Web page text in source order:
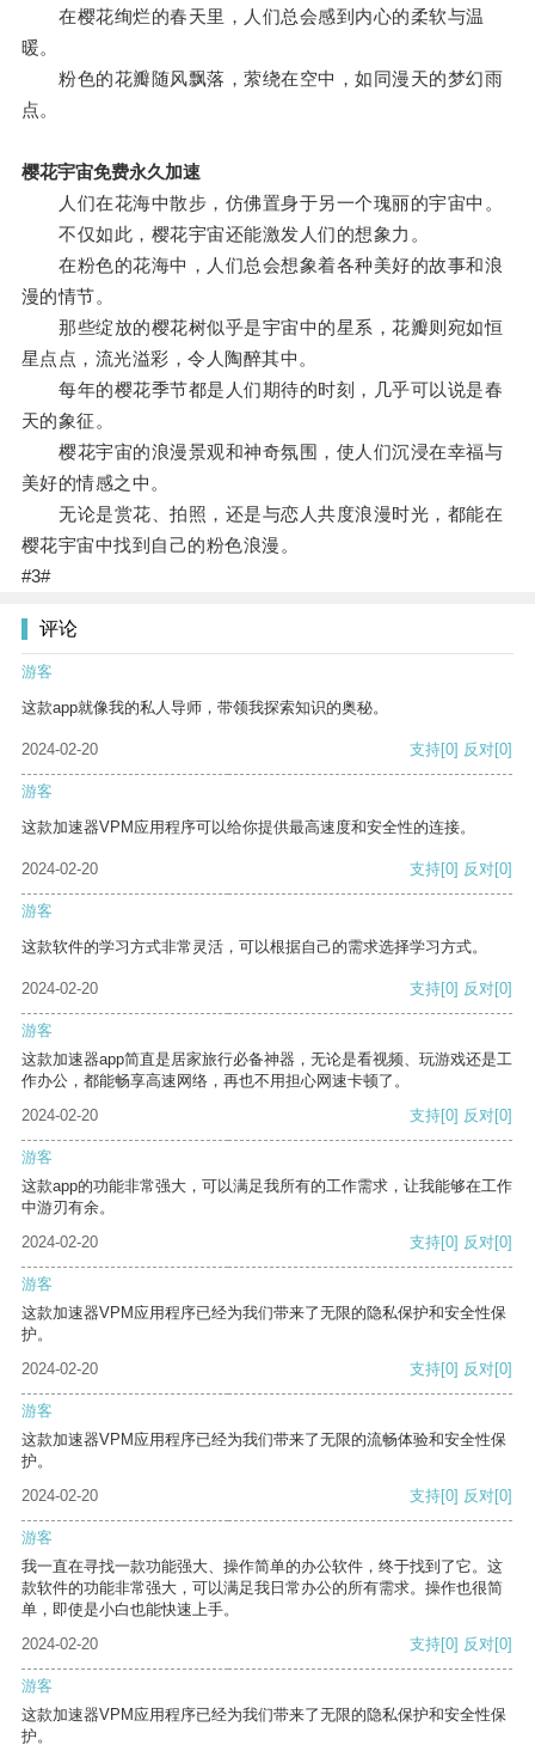
在樱花绚烂的春天里，人们总会感到内心的柔软与温
暖。
粉色的花瓣随风飘落，萦绕在空中，如同漫天的梦幻雨
点。
樱花宇宙免费永久加速
人们在花海中散步，仿佛置身于另一个瑰丽的宇宙中。
不仅如此，樱花宇宙还能激发人们的想象力。
在粉色的花海中，人们总会想象着各种美好的故事和浪
漫的情节。
那些绽放的樱花树似乎是宇宙中的星系，花瓣则宛如恒
星点点，流光溢彩，令人陶醉其中。
每年的樱花季节都是人们期待的时刻，几乎可以说是春
天的象征。
樱花宇宙的浪漫景观和神奇氛围，使人们沉浸在幸福与
美好的情感之中。
无论是赏花、拍照，还是与恋人共度浪漫时光，都能在
樱花宇宙中找到自己的粉色浪漫。
#3#
评论
游客
这款app就像我的私人导师，带领我探索知识的奥秘。
2024-02-20 支持[0] 反对[0]
游客
这款加速器VPM应用程序可以给你提供最高速度和安全性的连接。
2024-02-20 支持[0] 反对[0]
游客
这款软件的学习方式非常灵活，可以根据自己的需求选择学习方式。
2024-02-20 支持[0] 反对[0]
游客
这款加速器app简直是居家旅行必备神器，无论是看视频、玩游戏还是工
作办公，都能畅享高速网络，再也不用担心网速卡顿了。
2024-02-20
支持[0] 反对[0]
游客
这款app的功能非常强大，可以满足我所有的工作需求，让我能够在工作
中游刃有余。
2024-02-20
支持[0] 反对[0]
游客
这款加速器VPM应用程序已经为我们带来了无限的隐私保护和安全性保
护。
2024-02-20
支持[0] 反对[0]
游客
这款加速器VPM应用程序已经为我们带来了无限的流畅体验和安全性保
护。
2024-02-20
支持[0] 反对[0]
游客
我一直在寻找一款功能强大、操作简单的办公软件，终于找到了它。这
款软件的功能非常强大，可以满足我日常办公的所有需求。操作也很简
单，即使是小白也能快速上手。
2024-02-20
支持[0] 反对[0]
游客
这款加速器VPM应用程序已经为我们带来了无限的隐私保护和安全性保
护。